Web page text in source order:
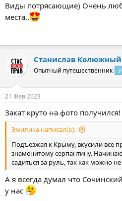
Виды потрясающие) Очень
места..
Станислав Колюжный
Опытный путешественник
21 Фев 2023
Закат круто на фото получился!
Эмилика написал(а):
Подъезжая к Крыму, вкусили все
знаменитому серпантину.
садиться за руль, так как можно
А я всегда думал что
у нас